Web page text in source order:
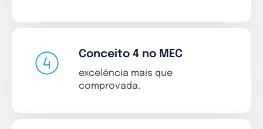
Conceito 4 no MEC
excelência mais que
comprovada.